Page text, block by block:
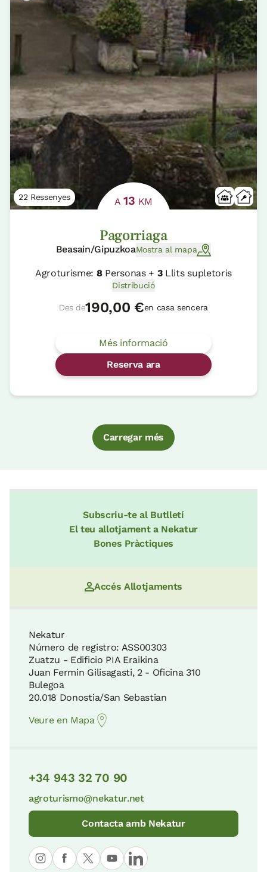
22 Ressenyes A13 KM
Pagorriaga
Beasain/GipuzkoaMostra al mapa
Agroturisme: 8Personas + 3Llits supletoris
Distribució
Des de190,00 €en casa sencera
Més informació
Reserva ara
Carregar més
Subscriu-te al Butlletí
El teu allotjament a Nekatur
Bones Pràctiques
Accés Allotjaments
Nekatur
Número de registro: ASS00303
Zuatzu - Edificio PIA Eraikina
Juan Fermin Gilisagasti, 2 - Oficina 310
Bulegoa
20.018 Donostia/San Sebastian
Veure en Mapa
+34 943 32 70 90
agroturismo@nekatur.net
Contacta amb Nekatur